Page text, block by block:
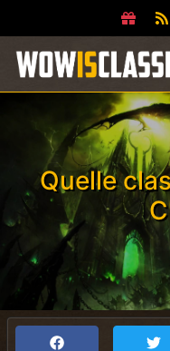
Quelle